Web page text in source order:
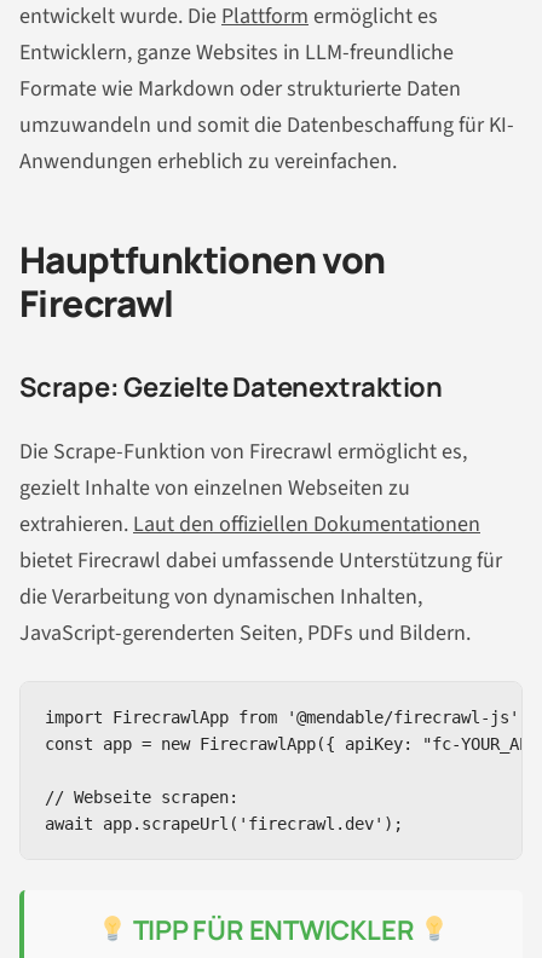
entwickelt wurde. DiePlattformermöglicht es
Entwicklern, ganze Websites in LLM-freundliche
Formate wie Markdown oder strukturierte Daten
umzuwandeln und somit die Datenbeschaffung für KI-
Anwendungen erheblich zu vereinfachen.
Hauptfunktionen von
Firecrawl
Scrape: Gezielte Datenextraktion
Die Scrape-Funktion von Firecrawl ermöglicht es,
gezielt Inhalte von einzelnen Webseiten zu
extrahieren.Laut den offiziellen Dokumentationen
bietet Firecrawl dabei umfassende Unterstützung für
die Verarbeitung von dynamischen Inhalten,
JavaScript-gerenderten Seiten, PDFs und Bildern.
import FirecrawlApp from '@mendable/firecrawl-js';
const app = new FirecrawlApp({ apiKey: "fc-
// Webseite scrapen:
await app.scrapeUrl('firecrawl.dev');
TIPP FÜR ENTWICKLER